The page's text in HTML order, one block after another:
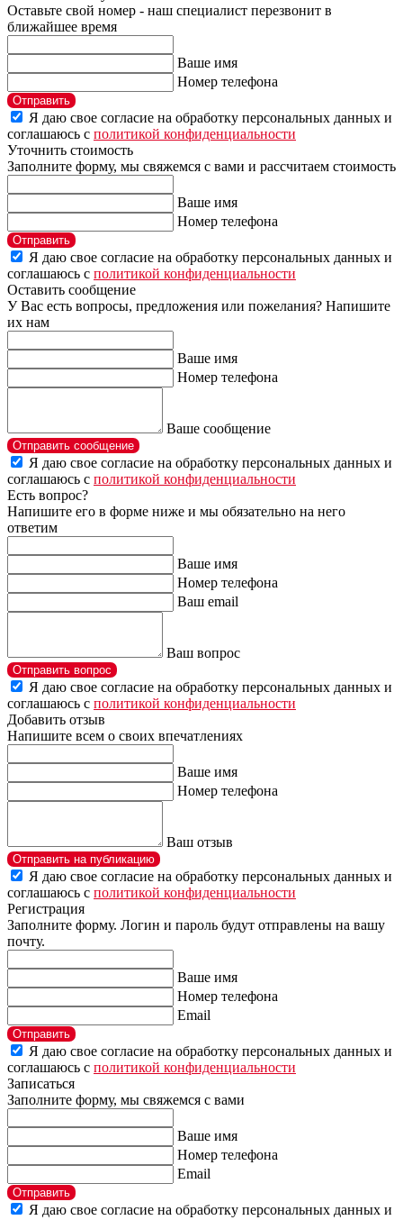
Оставьте свой номер - наш специалист перезвонит в
ближайшее время
Ваше имя
Номер телефона
Отправить
Я даю свое согласие на обработку персональных данных и
соглашаюсь с политикой конфиденциальности
Уточнить стоимость
Заполните форму, мы свяжемся с вами и рассчитаем стоимость
Ваше имя
Номер телефона
Отправить
Я даю свое согласие на обработку персональных данных и
соглашаюсь с политикой конфиденциальности
Оставить сообщение
У Вас есть вопросы, предложения или пожелания? Напишите
их нам
Ваше имя
Номер телефона
Ваше сообщение
Отправить сообщение
Я даю свое согласие на обработку персональных данных и
соглашаюсь с политикой конфиденциальности
Есть вопрос?
Напишите его в форме ниже и мы обязательно на него
ответим
Ваше имя
Номер телефона
Ваш email
Ваш вопрос
Отправить вопрос
Я даю свое согласие на обработку персональных данных и
соглашаюсь с политикой конфиденциальности
Добавить отзыв
Напишите всем о своих впечатлениях
Ваше имя
Номер телефона
Ваш отзыв
Отправить на публикацию
Я даю свое согласие на обработку персональных данных и
соглашаюсь с политикой конфиденциальности
Регистрация
Заполните форму. Логин и пароль будут отправлены на вашу
почту.
Ваше имя
Номер телефона
Email
Отправить
Я даю свое согласие на обработку персональных данных и
соглашаюсь с политикой конфиденциальности
Записаться
Заполните форму, мы свяжемся с вами
Ваше имя
Номер телефона
Email
Отправить
Я даю свое согласие на обработку персональных данных и